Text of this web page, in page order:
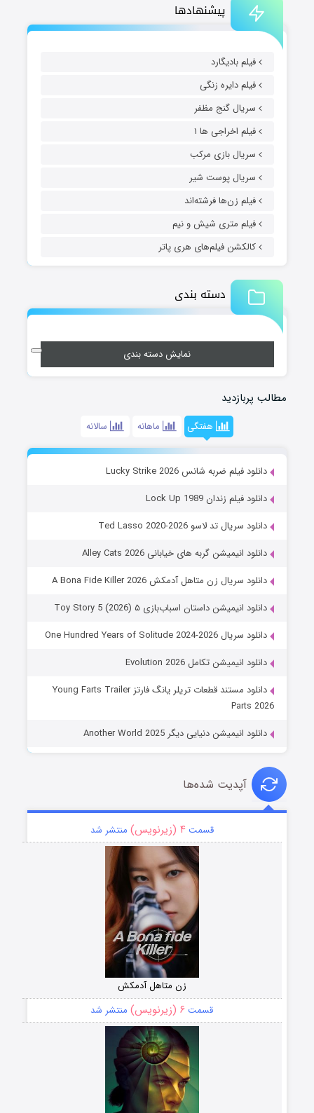
پیشنهادها
فیلم بادیگارد
فیلم دایره زنگی
سریال گنج مظفر
فیلم اخراجی ها ۱
سریال بازی مرکب
سریال پوست شیر
فیلم زن‌ها فرشته‌اند
فیلم متری شیش و نیم
کالکشن فیلم‌های هری پاتر
دسته بندی
نمایش دسته بندی
مطالب پربازدید
هفتگی ماهانه سالانه
دانلود فیلم ضربه شانس Lucky Strike 2026
دانلود فیلم زندان Lock Up 1989
دانلود سریال تد لاسو Ted Lasso 2020-2026
دانلود انیمیشن گربه های خیابانی Alley Cats 2026
دانلود سریال زن متاهل آدمکش A Bona Fide Killer 2026
دانلود انیمیشن داستان اسباب‌بازی ۵ Toy Story 5 (2026)
دانلود سریال One Hundred Years of Solitude 2024-2026
دانلود انیمیشن تکامل Evolution 2026
دانلود مستند قطعات تریلر یانگ فارتز Young Farts Trailer
Parts 2026
دانلود انیمیشن دنیایی دیگر Another World 2025
آپدیت شده‌ها
قسمت۴ (زیرنویس) منتشر شد
زن متاهل آدمکش
قسمت ۶ (زیرنویس) منتشر شد